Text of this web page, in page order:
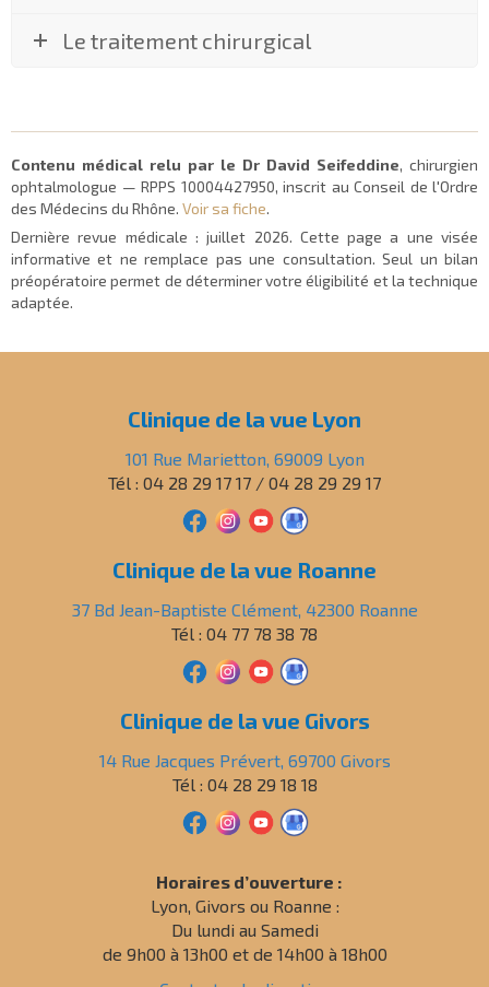
Le traitement chirurgical
Contenu médical relu par le Dr David Seifeddine, chirurgien
ophtalmologue — RPPS 10004427950, inscrit au Conseil de l'Ordre
des Médecins du Rhône. Voir sa fiche.
Dernière revue médicale :juillet 2026. Cette page a une visée
informative et ne remplace pas une consultation. Seul un bilan
préopératoire permet de déterminer votre éligibilité et la technique
adaptée.
Clinique de la vue Lyon
101 Rue Marietton, 69009 Lyon
Tél : 04 28 29 17 17 / 04 28 29 29 17
Clinique de la vue Roanne
37 Bd Jean-Baptiste Clément, 42300 Roanne
Tél : 04 77 78 38 78
Clinique de la vue Givors
14 Rue Jacques Prévert, 69700 Givors
Tél : 04 28 29 18 18
Horaires d’ouverture :
Lyon, Givors ou Roanne :
Du lundi au Samedi
de 9h00 à 13h00 et de 14h00 à 18h00